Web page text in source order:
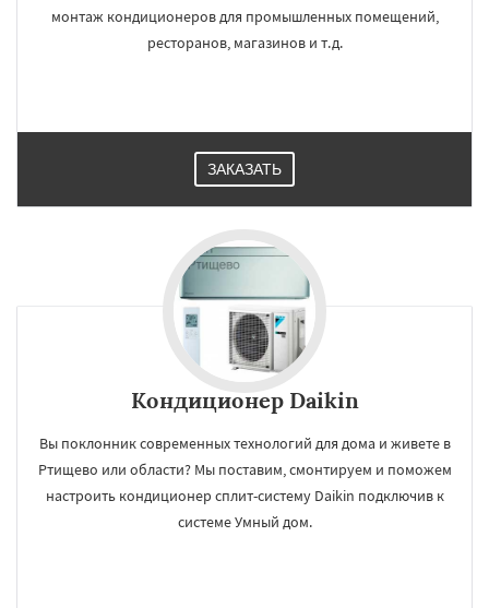
Работаем по
регионам
×
монтаж кондиционеров для промышленных помещений,
ресторанов, магазинов и т.д.
ЗАКАЗАТЬ
Кондиционер Daikin
Вы поклонник современных технологий для дома и живете в
Ртищево или области? Мы поставим, смонтируем и поможем
настроить кондиционер сплит-систему Daikin подключив к
системе Умный дом.
УЗНАТЬ ПОДРОБНЕЕ ×